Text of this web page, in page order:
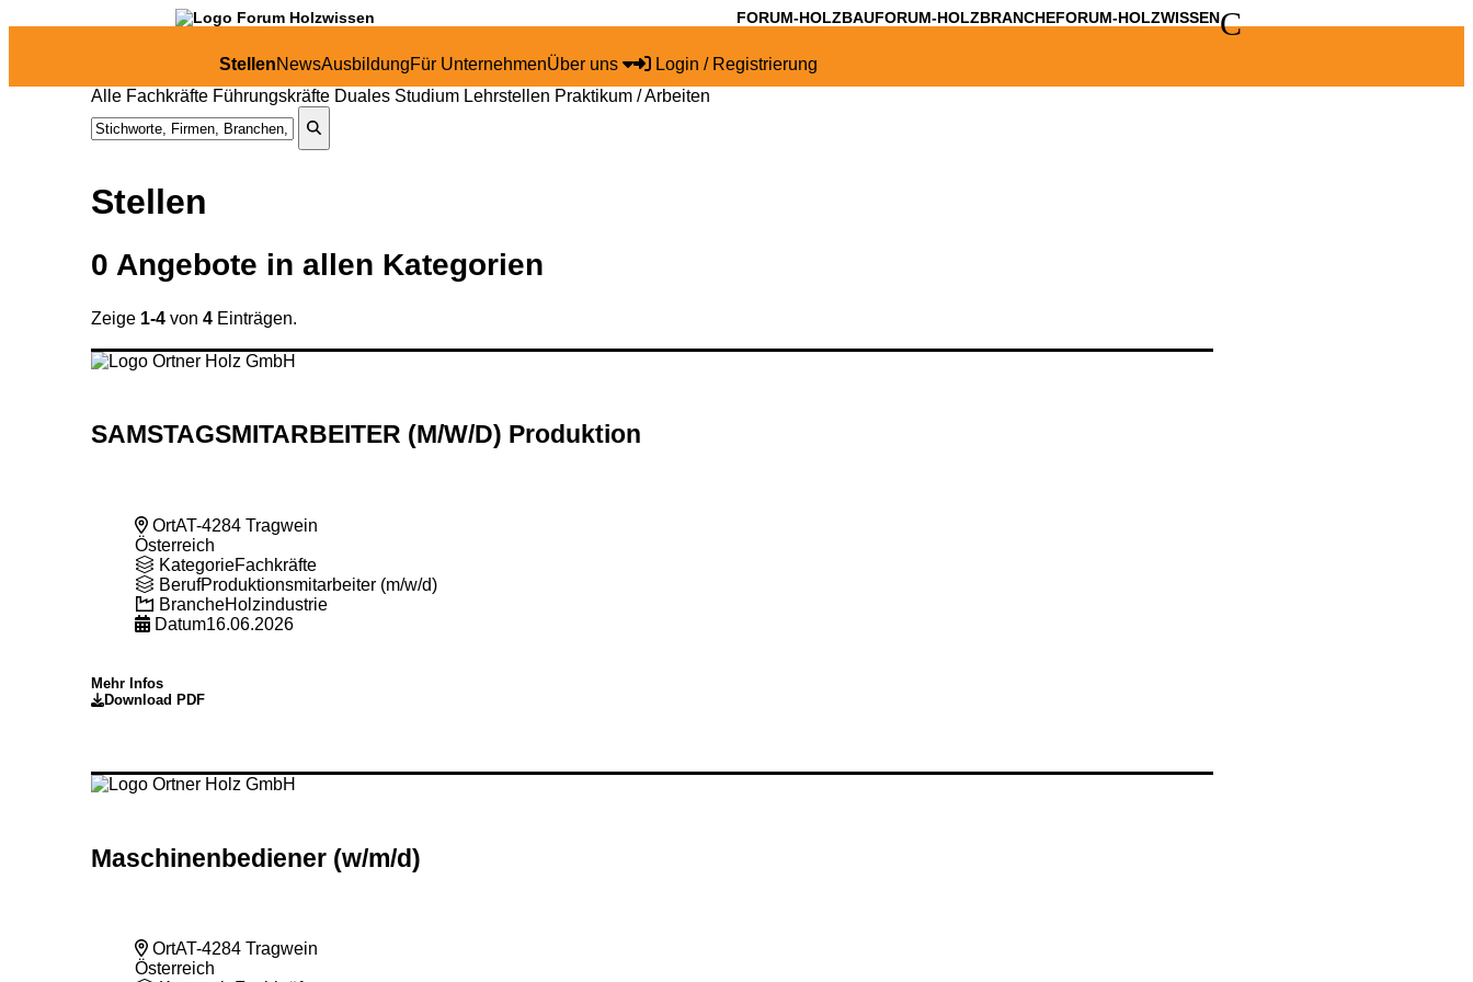
FORUM-HOLZBAUFORUM-HOLZBRANCHEFORUM-HOLZWISSENC
StellenNewsAusbildungFür UnternehmenÜber uns
Login / Registrierung
Alle Fachkräfte Führungskräfte Duales Studium Lehrstellen Praktikum / Arbeiten
Stellen
0 Angebote in allen Kategorien
Zeige 1-4von 4Einträgen.
SAMSTAGSMITARBEITER (M/W/D) Produktion
OrtAT-4284 Tragwein
Österreich
KategorieFachkräfte
BerufProduktionsmitarbeiter (m/w/d)
BrancheHolzindustrie
Datum16.06.2026
Mehr Infos
Download PDF
Maschinenbediener (w/m/d)
OrtAT-4284 Tragwein
Österreich